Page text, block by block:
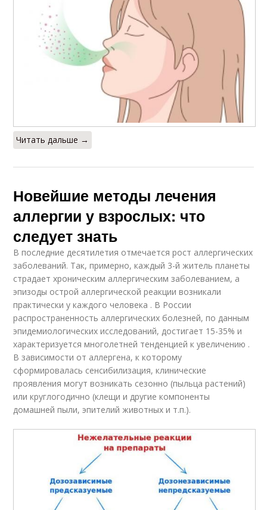
Читать дальше →
Новейшие методы лечения
аллергии у взрослых: что
следует знать
В последние десятилетия отмечается рост аллергических
заболеваний. Так, примерно, каждый 3-й житель планеты
страдает хроническим аллергическим заболеванием, а
эпизоды острой аллергической реакции возникали
практически у каждого человека . В России
распространенность аллергических болезней, по данным
эпидемиологических исследований, достигает 15-35% и
характеризуется многолетней тенденцией к увеличению .
В зависимости от аллергена, к которому
сформировалась сенсибилизация, клинические
проявления могут возникать сезонно (пыльца растений)
или круглогодично (клещи и другие компоненты
домашней пыли, эпителий животных и т.п.).